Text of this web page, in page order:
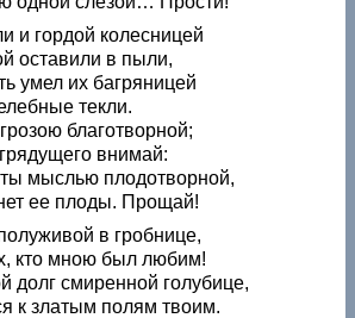
и гордой колесницей
оставили в пыли,
умел их багряницей
текли.
благотворной;
внимай:
мыслью плодотворной,
ее плоды. Прощай!
в гробнице,
кто мною был любим!
долг смиренной голубице,
к златым полям твоим.